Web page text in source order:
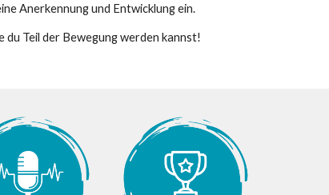
Anerkennung und Entwicklung ein.
Teil der Bewegung werden kannst!